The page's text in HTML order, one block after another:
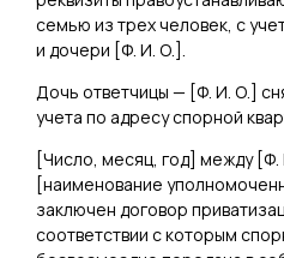
семью из трех человек, с
и дочери [Ф. И. О.].
Дочь ответчицы — [Ф. И. О.]
учета по адресу спорной
[Число, месяц, год] между [Ф.
[наименование
заключен договор
соответствии с которым